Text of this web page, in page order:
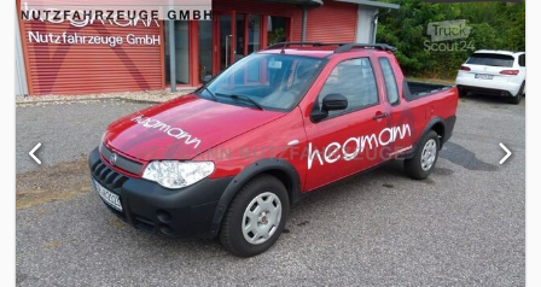
număr de locuri:3, An de fabricație:2015, Dotări:ABS, Bluetooth,
aer condiționat, airbag, asistent la pornirea în rampă, controlul
tracțiunii, cuplaj remorcă, oglindă electrică, program
electronic de stabilitate (ESP), reglare electrică a geamurilor,
servodirecție, închidere centralizată, = Opțiuni și accesorii
suplimentare = - Oglinzi exterioare încălzite - Airbag pentru
pasagerul din față - Geamuri electrice față - Oglinzi exterioare
reglabile electric - Airbag pentru șofer - Închidere centralizată cu
telecomandă - Scaun al șoferului reglabil pe înălțime - Suport
lombar - Cotieră centrală față - Roată de rezervă - Cameră pentru
mers înapoi - Sistem de imobilizare a motorului = Note = Recent,